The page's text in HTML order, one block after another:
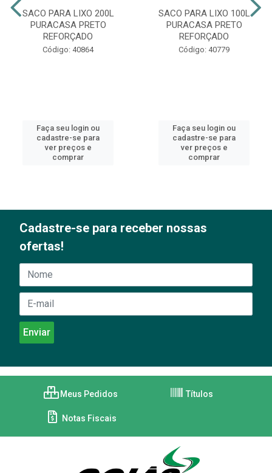
SACO PARA LIXO 200L
PURACASA PRETO
REFORÇADO
Código: 40864
Faça seu login ou
cadastre-se para
ver preços e
comprar
SACO PARA LIXO 100L
PURACASA PRETO
REFORÇADO
Código: 40779
Faça seu login ou
cadastre-se para
ver preços e
comprar
Cadastre-se para receber nossas
ofertas!
Meus Pedidos Títulos
Notas Fiscais